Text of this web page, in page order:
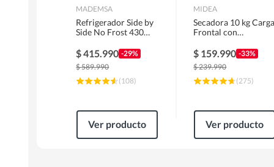
MADEMSA
Refrigerador Side by
Side No Frost 430
MAS430B
$415.990 -29%
$589.990
(108)
Ver producto
MIDEA
Secadora 10 kg
Frontal con
MD100A100/W2
$ 159.990 -33%
$239.990
(275)
Ver producto